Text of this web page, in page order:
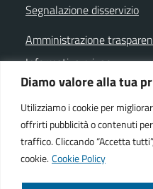
Diamo valore alla tua
Utilizziamo i cookie per
offrirti pubblicità o contenuti
traffico. Cliccando “Accetta
cookie. Cookie Policy
Segnalazione disservizio
Amministrazione
Informativa privacy
Note legali
Dichiarazione di
Cookie policy